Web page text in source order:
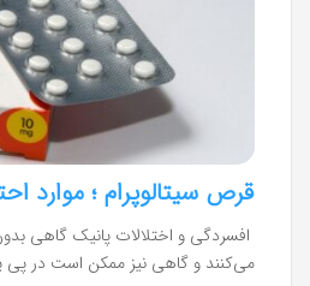
قرص سیتالوپرام ؛ موارد
افسردگی و اختلالات پانیک گاهی
می‌کنند و گاهی نیز ممکن است در پی